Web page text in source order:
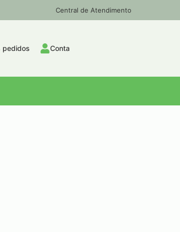
Central de Atendimento
pedidos Conta